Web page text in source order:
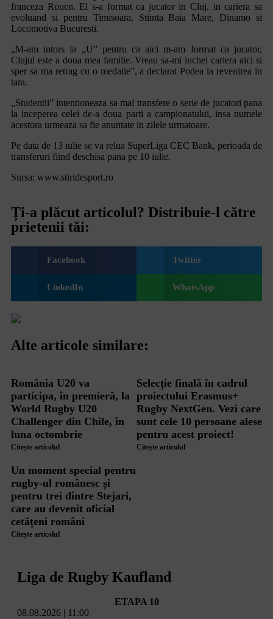
franceza Rouen. El s-a format ca jucator in Cluj, in cariera sa
evoluand si pentru Timisoara, Stiinta Baia Mare, Dinamo si
Locomotiva Bucuresti.
„M-am intors la „U” pentru ca aici m-am format ca jucator,
Clujul este a doua mea familie. Vreau sa-mi inchei cariera aici si
sper sa ma retrag cu o medalie”, a declarat Podea la revenirea in
tara.
„Studentii” intentioneaza sa mai transfere o serie de jucatori pana
la inceperea celei de-a doua parti a campionatului, insa numele
acestora urmeaza sa fie anuntate in zilele urmatoare.
Pe data de 13 iulie se va relua SuperLiga CEC Bank, perioada de
transferuri fiind deschisa pana pe 10 iulie.
Sursa: www.stiridesport.ro
Ți-a plăcut articolul? Distribuie-l către
prietenii tăi:
Facebook Twitter
LinkedIn WhatsApp
Alte articole similare:
România U20 va
participa, în premieră, la
World Rugby U20
Challenger din Chile, în
luna octombrie
Citește articolul
Selecție finală în cadrul
proiectului Erasmus+
Rugby NextGen. Vezi care
sunt cele 10 persoane alese
pentru acest proiect!
Citește articolul
Un moment special pentru
rugby-ul românesc și
pentru trei dintre Stejari,
care au devenit oficial
cetățeni români
Citește articolul
Liga de Rugby Kaufland
ETAPA 10
08.08.2026 | 11:00